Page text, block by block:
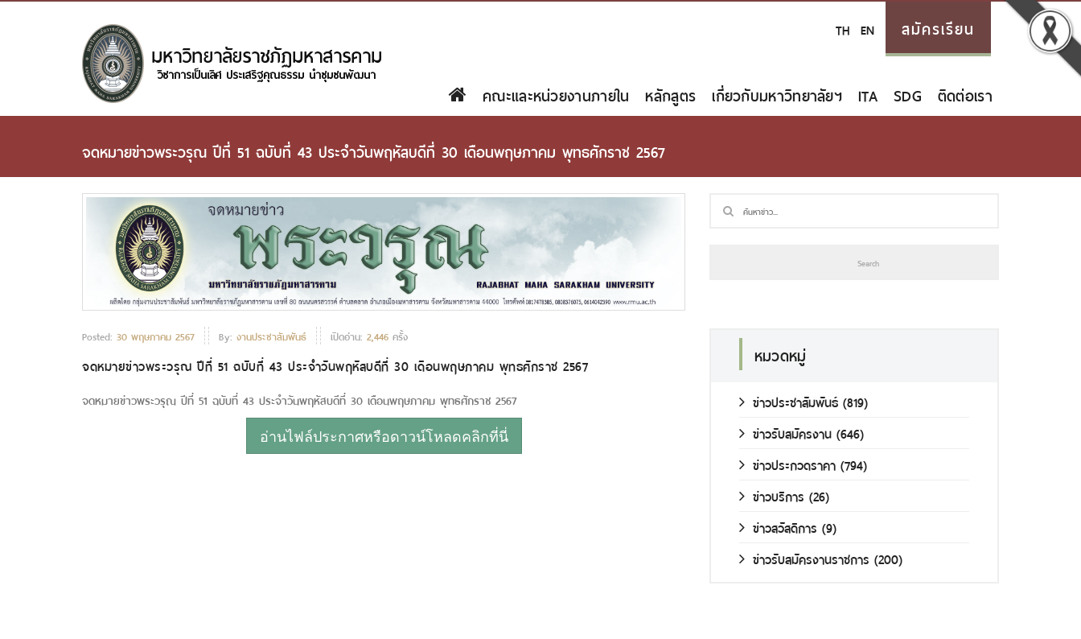
TH EN สมัครเรียน
คณะและหน่วยงานภายใน หลักสูตร เกี่ยวกับมหาวิทยาลัยฯ ITA SDG ติดต่อเรา
จดหมายข่าวพระวรุณ ปีที่ 51 ฉบับที่ 43 ประจำวันพฤหัสบดีที่ 30 เดือนพฤษภาคม พุทธศักราช 2567
Posted: 30 พฤษภาคม 2567 By: งานประชาสัมพันธ์ เปิดอ่าน: 2,446 ครั้ง
จดหมายข่าวพระวรุณ ปีที่ 51 ฉบับที่ 43 ประจำวันพฤหัสบดีที่ 30 เดือนพฤษภาคม พุทธศักราช 2567
จดหมายข่าวพระวรุณ ปีที่ 51 ฉบับที่ 43 ประจำวันพฤหัสบดีที่ 30 เดือนพฤษภาคม พุทธศักราช 2567
อ่านไฟล์ประกาศหรือดาวน์โหลดคลิกที่นี่
หมวดหมู่
ข่าวประชาสัมพันธ์ (819)
ข่าวรับสมัครงาน (646)
ข่าวประกวดราคา (794)
ข่าวบริการ (26)
ข่าวสวัสดิการ (9)
ข่าวรับสมัครงานราชการ (200)